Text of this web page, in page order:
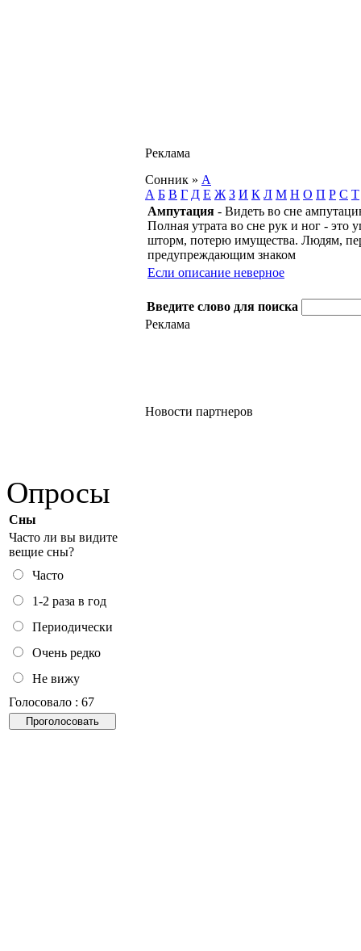
Опросы
Сны
Часто ли вы видите
вещие сны?
Часто
1-2 раза в год
Периодически
Очень редко
Не вижу
Голосовало : 67
Реклама
Сонник » А
А Б В Г Д Е Ж З И К Л М Н О П Р С Т
Ампутация - Видеть во сне
Полная утрата во сне рук и ног - это
шторм, потерю имущества. Людям,
предупреждающим знаком
Если описание неверное
Введите слово для поиска
Реклама
Новости партнеров